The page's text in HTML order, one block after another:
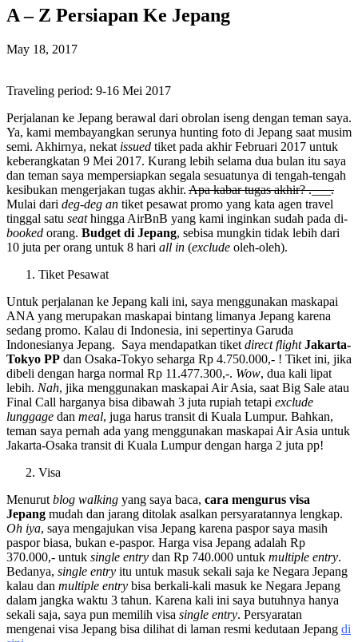
A – Z Persiapan Ke Jepang
May 18, 2017
Traveling period: 9-16 Mei 2017
Perjalanan ke Jepang berawal dari obrolan iseng dengan teman saya.
Ya, kami membayangkan serunya hunting foto di Jepang saat musim
semi. Akhirnya, nekat issued tiket pada akhir Februari 2017 untuk
keberangkatan 9 Mei 2017. Kurang lebih selama dua bulan itu saya
dan teman saya mempersiapkan segala sesuatunya di tengah-tengah
kesibukan mengerjakan tugas akhir. Apa kabar tugas akhir? .___.
Mulai dari deg-deg an tiket pesawat promo yang kata agen travel
tinggal satu seathingga AirBnB yang kami inginkan sudah pada di-
booked orang. Budget di Jepang, sebisa mungkin tidak lebih dari
10 juta per orang untuk 8 hari all in (exclude oleh-oleh).
Tiket Pesawat
Untuk perjalanan ke Jepang kali ini, saya menggunakan maskapai
ANA yang merupakan maskapai bintang limanya Jepang karena
sedang promo. Kalau di Indonesia, ini sepertinya Garuda
Indonesianya Jepang. Saya mendapatkan tiket direct flight Jakarta-
Tokyo PP dan Osaka-Tokyo seharga Rp 4.750.000,- ! Tiket ini, jika
dibeli dengan harga normal Rp 11.477.300,-. Wow, dua kali lipat
lebih. Nah, jika menggunakan maskapai Air Asia, saat Big Sale atau
Final Call harganya bisa dibawah 3 juta rupiah tetapi exclude
lunggage dan meal, juga harus transit di Kuala Lumpur. Bahkan,
teman saya pernah ada yang menggunakan maskapai Air Asia untuk
Jakarta-Osaka transit di Kuala Lumpur dengan harga 2 juta pp!
Visa
Menurut blog walking yang saya baca, cara mengurus visa
Jepang mudah dan jarang ditolak asalkan persyaratannya lengkap.
Oh iya, saya mengajukan visa Jepang karena paspor saya masih
paspor biasa, bukan e-paspor. Harga visa Jepang adalah Rp
370.000,- untuk single entry dan Rp 740.000 untuk multiple entry.
Bedanya, single entry itu untuk masuk sekali saja ke Negara Jepang
kalau dan multiple entry bisa berkali-kali masuk ke Negara Jepang
dalam jangka waktu 3 tahun. Karena kali ini saya butuhnya hanya
sekali saja, saya pun memilih visa single entry. Persyaratan
mengenai visa Jepang bisa dilihat di laman resmi kedutaan Jepang di